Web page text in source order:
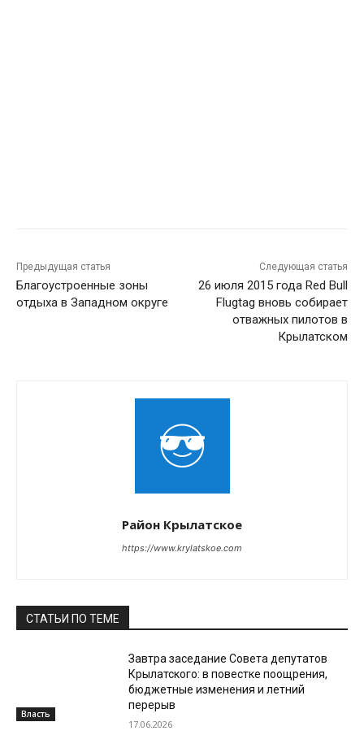
Предыдущая статья
Благоустроенные зоны
отдыха в Западном округе
Следующая статья
26 июля 2015 года Red Bull
Flugtag вновь собирает
отважных пилотов в
Крылатском
Район Крылатское
https://www.krylatskoe.com
СТАТЬИ ПО ТЕМЕ
Власть
Завтра заседание Совета депутатов
Крылатского: в повестке поощрения,
бюджетные изменения и летний
перерыв
17.06.2026